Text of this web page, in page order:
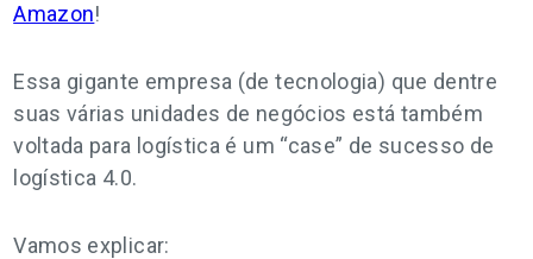
Amazon!
Essa gigante empresa (de tecnologia) que dentre
suas várias unidades de negócios está também
voltada para logística é um “case” de sucesso de
logística 4.0.
Vamos explicar: